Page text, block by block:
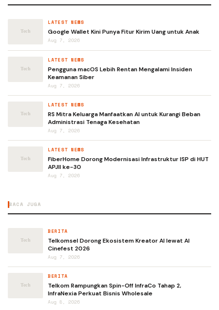
LATEST NEWS
Google Wallet Kini Punya Fitur Kirim Uang untuk Anak
Aug 7, 2026
LATEST NEWS
Pengguna macOS Lebih Rentan Mengalami Insiden
Keamanan Siber
Aug 7, 2026
LATEST NEWS
RS Mitra Keluarga Manfaatkan AI untuk Kurangi Beban
Administrasi Tenaga Kesehatan
Aug 7, 2026
LATEST NEWS
FiberHome Dorong Modernisasi Infrastruktur ISP di HUT
APJII ke-30
Aug 7, 2026
BACA JUGA
BERITA
Telkomsel Dorong Ekosistem Kreator AI lewat AI
Cinefest 2026
Aug 7, 2026
BERITA
Telkom Rampungkan Spin-Off InfraCo Tahap 2,
InfraNexia Perkuat Bisnis Wholesale
Aug 8, 2026